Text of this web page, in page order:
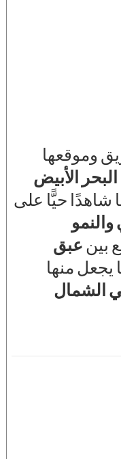
وموقعها
البحر الأبيض
شاهدًا حيًّا على
بين عبق
يجعل منها
الشمال